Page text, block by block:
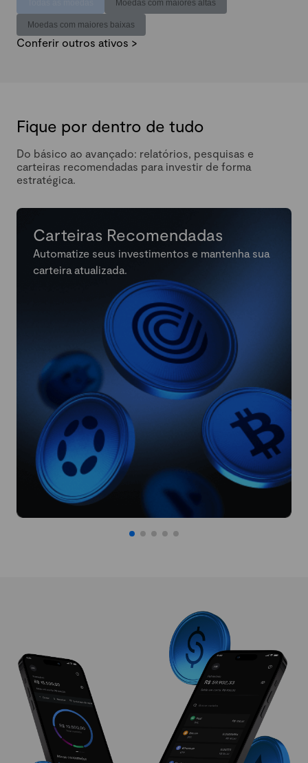
Moedas com maiores altas
Moedas com maiores baixas
Conferir outros ativos >
Fique por dentro de tudo
Do básico ao avançado: relatórios, pesquisas e
carteiras recomendadas para investir de forma
estratégica.
Carteiras Recomendadas
Automatize seus investimentos e mantenha sua
carteira atualizada.